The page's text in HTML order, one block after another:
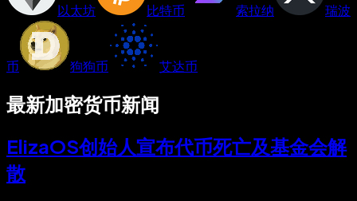
以太坊 比特币 索拉纳 瑞波
币 狗狗币 艾达币
最新加密货币新闻
ElizaOS创始人宣布代币死亡及基金会解
散